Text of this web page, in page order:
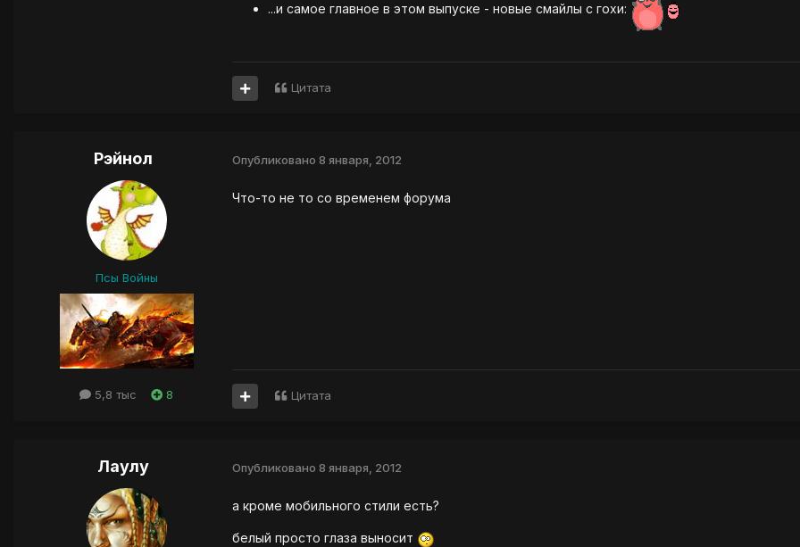
...и самое главное в этом выпуске - новые смайлы с гохи:
Цитата
Рэйнол
Псы Войны
5,8 тыс 8
Опубликовано 8 января, 2012
Что-то не то со временем форума
Цитата
Лаулу Опубликовано 8 января, 2012
а кроме мобильного стили есть?
белый просто глаза выносит